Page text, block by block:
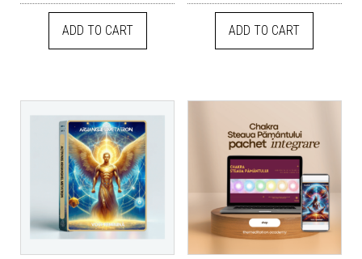
ADD TO CART ADD TO CART